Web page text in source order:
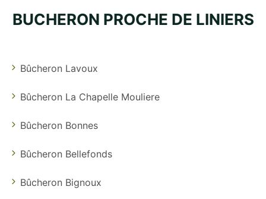
BUCHERON PROCHE DE LINIERS
Bûcheron Lavoux
Bûcheron La Chapelle Mouliere
Bûcheron Bonnes
Bûcheron Bellefonds
Bûcheron Bignoux